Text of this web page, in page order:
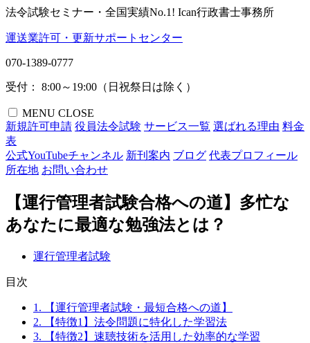
法令試験セミナー・全国実績No.1! Ican行政書士事務所
運送業許可・更新サポートセンター
070-1389-0777
受付： 8:00～19:00（日祝祭日は除く）
MENU CLOSE
新規許可申請 役員法令試験 サービス一覧 選ばれる理由 料金
表
公式YouTubeチャンネル 新刊案内 ブログ 代表プロフィール
所在地 お問い合わせ
【運行管理者試験合格への道】多忙な
あなたに最適な勉強法とは？
運行管理者試験
目次
1. 【運行管理者試験・最短合格への道】
2. 【特徴1】法令問題に特化した学習法
3. 【特徴2】速聴技術を活用した効率的な学習